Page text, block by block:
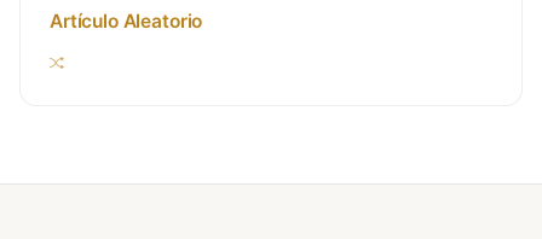
Artículo Aleatorio